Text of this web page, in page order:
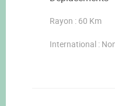
Rayon : 60 Km
International :